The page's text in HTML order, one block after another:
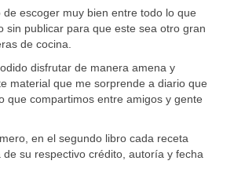
escoger muy bien entre todo lo que
sin publicar para que este sea otro gran
de cocina.
disfrutar de manera amena y
material que me sorprende a diario que
que compartimos entre amigos y gente
en el segundo libro cada receta
su respectivo crédito, autoría y fecha